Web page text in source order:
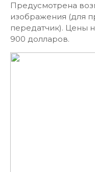
Предусмотрена
изображения (для
передатчик). Цены
900 долларов.